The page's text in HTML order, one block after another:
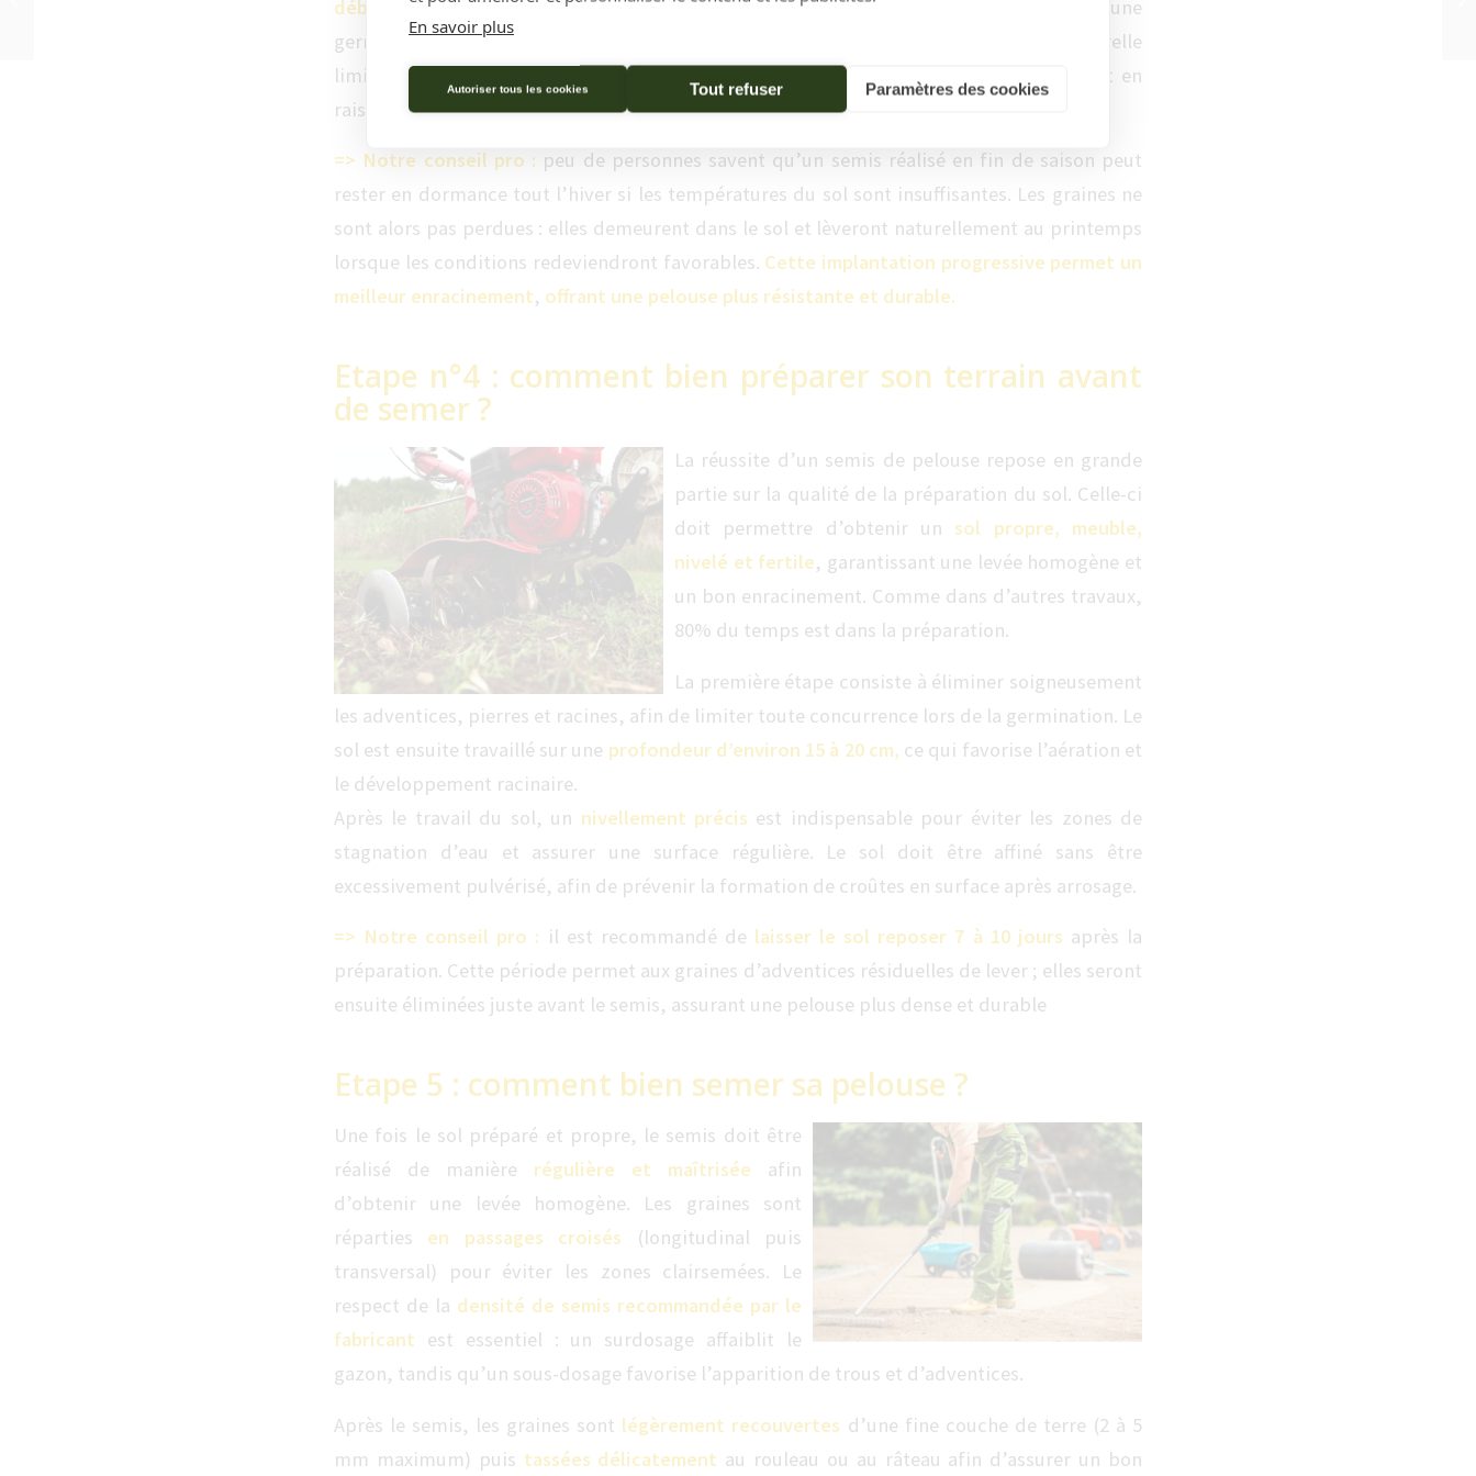
En savoir plus
Autoriser tous les cookies Tout refuser Paramètres des cookies
début de l’automne (de septembre à octobre). Le sol est encore chaud, ce qui favorise une
germination rapide, tandis que les températures plus douces et l’humidité naturelle
limitent les besoins en arrosage. Le printemps reste possible, mais plus contraignant en
raison des variations climatiques et de la concurrence accrue des adventices.
=> Notre conseil pro : peu de personnes savent qu’un semis réalisé en fin de saison peut
rester en dormance tout l’hiver si les températures du sol sont insuffisantes. Les graines ne
sont alors pas perdues : elles demeurent dans le sol et lèveront naturellement au printemps
lorsque les conditions redeviendront favorables. Cette implantation progressive permet un
meilleur enracinement, offrant une pelouse plus résistante et durable.
Etape n°4 : comment bien préparer son terrain avant
de semer ?
La réussite d’un semis de pelouse repose en grande
partie sur la qualité de la préparation du sol. Celle-ci
doit permettre d’obtenir un sol propre, meuble,
nivelé et fertile, garantissant une levée homogène et
un bon enracinement. Comme dans d’autres travaux,
80% du temps est dans la préparation.
La première étape consiste à éliminer soigneusement
les adventices, pierres et racines, afin de limiter toute concurrence lors de la germination. Le
sol est ensuite travaillé sur une profondeur d’environ 15 à 20 cm, ce qui favorise l’aération et
le développement racinaire.
Après le travail du sol, un nivellement précis est indispensable pour éviter les zones de
stagnation d’eau et assurer une surface régulière. Le sol doit être affiné sans être
excessivement pulvérisé, afin de prévenir la formation de croûtes en surface après arrosage.
=> Notre conseil pro : il est recommandé de laisser le sol reposer 7 à 10 jours après la
préparation. Cette période permet aux graines d’adventices résiduelles de lever ; elles seront
ensuite éliminées juste avant le semis, assurant une pelouse plus dense et durable
Etape 5 : comment bien semer sa pelouse ?
Une fois le sol préparé et propre, le semis doit être
réalisé de manière régulière et maîtrisée afin
d’obtenir une levée homogène. Les graines sont
réparties en passages croisés (longitudinal puis
transversal) pour éviter les zones clairsemées. Le
respect de la densité de semis recommandée par le
fabricant est essentiel : un surdosage affaiblit le
gazon, tandis qu’un sous-dosage favorise l’apparition de trous et d’adventices.
Après le semis, les graines sont légèrement recouvertes d’une fine couche de terre (2 à 5
mm maximum) puis tassées délicatement au rouleau ou au râteau afin d’assurer un bon